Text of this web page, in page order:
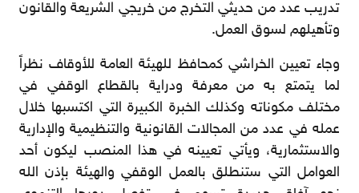
تدريب عدد من حديثي التخرج من خريجي الشريعة والقانون
وتأهيلهم لسوق العمل.
وجاء تعيين الخراشي كمحافظ للهيئة العامة للأوقاف نظراً
لما يتمتع به من معرفة ودراية بالقطاع الوقفي في
مختلف مكوناته وكذلك الخبرة الكبيرة التي اكتسبها خلال
عمله في عدد من المجالات القانونية والتنظيمية والإدارية
والاستثمارية، ويأتي تعيينه في هذا المنصب ليكون أحد
العوامل التي ستنطلق بالعمل الوقفي والهيئة بإذن الله